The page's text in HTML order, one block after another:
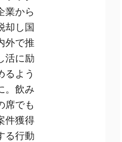
業から
却し国
外で推
活に励
るよう
。飲み
席でも
件獲得
る行動